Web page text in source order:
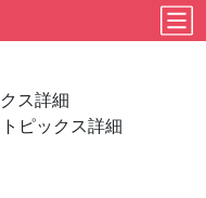
ス詳細
ピックス詳細